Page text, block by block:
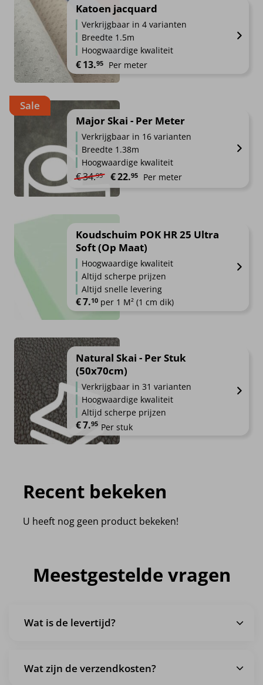
Katoen jacquard
Verkrijgbaar in 4 varianten
Breedte 1.5m
Hoogwaardige kwaliteit
€13.95 Per meter
Sale
Major Skai - Per Meter
Verkrijgbaar in 16 varianten
Breedte 1.38m
Hoogwaardige kwaliteit
€34.95 Oorspronkelijke prijs was: €34.95.
€22.95 Huidige prijs is: €22.95.
Per meter
Koudschuim POK HR 25 Ultra
Soft (Op Maat)
Hoogwaardige kwaliteit
Altijd scherpe prijzen
Altijd snelle levering
€7.10 per 1 M² (1 cm dik)
Natural Skai - Per Stuk
(50x70cm)
Verkrijgbaar in 31 varianten
Hoogwaardige kwaliteit
Altijd scherpe prijzen
€7.95 Per stuk
Recent bekeken
U heeft nog geen product bekeken!
Meestgestelde vragen
Wat is de levertijd?
Wat zijn de verzendkosten?